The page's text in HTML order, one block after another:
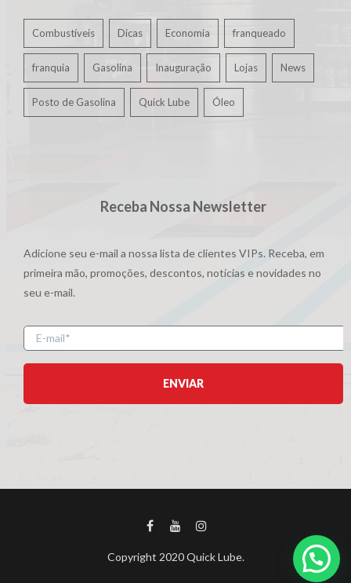
Combustíveis Dicas Economia franqueado
franquia Gasolina Inauguração Lojas News
Posto de Gasolina Quick Lube Óleo
Receba Nossa Newsletter
Adicione seu e-mail a nossa lista de clientes VIPs. Receba, em
primeira mão, promoções, descontos, notícias e novidades no
seu e-mail.
E-
mail
Copyright 2020 Quick Lube.